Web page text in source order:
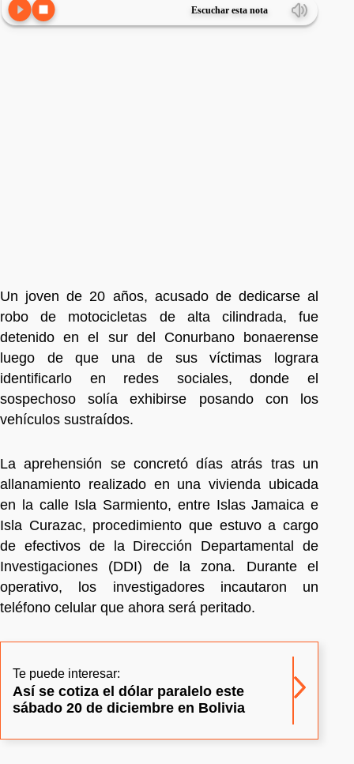
Escuchar esta nota
Un joven de 20 años, acusado de dedicarse al
robo de motocicletas de alta cilindrada, fue
detenido en el sur del Conurbano bonaerense
luego de que una de sus víctimas lograra
identificarlo en redes sociales, donde el
sospechoso solía exhibirse posando con los
vehículos sustraídos.
La aprehensión se concretó días atrás tras un
allanamiento realizado en una vivienda ubicada
en la calle Isla Sarmiento, entre Islas Jamaica e
Isla Curazac, procedimiento que estuvo a cargo
de efectivos de la Dirección Departamental de
Investigaciones (DDI) de la zona. Durante el
operativo, los investigadores incautaron un
teléfono celular que ahora será peritado.
Te puede interesar:
Así se cotiza el dólar paralelo este
sábado 20 de diciembre en Bolivia